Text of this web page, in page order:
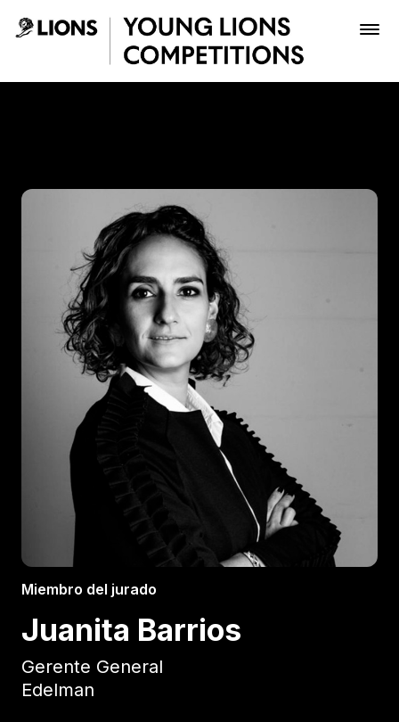
Saltar al contenido principal
Inscribir
Boletería
Miembro del jurado
Juanita Barrios
Gerente General
Edelman